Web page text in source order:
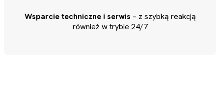
Wsparcie techniczne i serwis – z szybką reakcją
również w trybie 24/7